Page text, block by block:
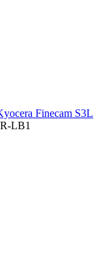
Finecam S3L
LB1